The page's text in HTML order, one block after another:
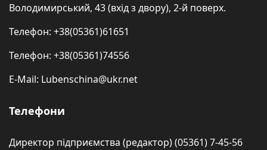
Володимирський, 43 (вхід з двору), 2-й поверх.
Телефон: +38(05361)61651
Телефон: +38(05361)74556
E-Mail: Lubenschina@ukr.net
Телефони
Директор підприємства (редактор) (05361) 7-45-56